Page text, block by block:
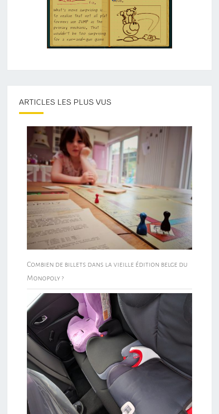
ARTICLES LES PLUS VUS
Combien de billets dans la vieille édition belge du
Monopoly ?